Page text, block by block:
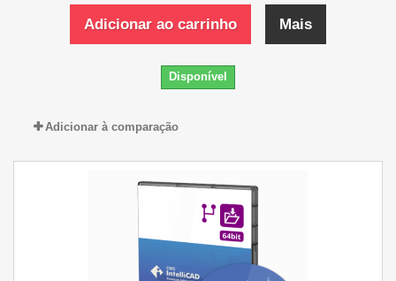
Adicionar ao carrinho Mais
Disponível
Adicionar à comparação